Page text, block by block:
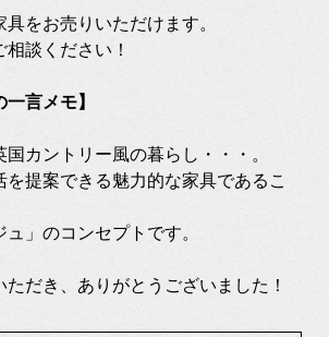
をお売りいただけます。
談ください！
一言メモ】
カントリー風の暮らし・・・。
を提案できる魅力的な家具であるこ
」のコンセプトです。
だき、ありがとうございました！